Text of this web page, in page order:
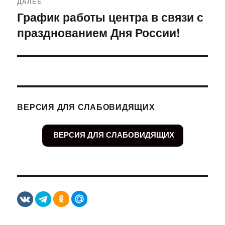
Следующая
запись:
График работы центра в связи с
празднованием Дня России!
ВЕРСИЯ ДЛЯ СЛАБОВИДЯЩИХ
ВЕРСИЯ ДЛЯ СЛАБОВИДЯЩИХ